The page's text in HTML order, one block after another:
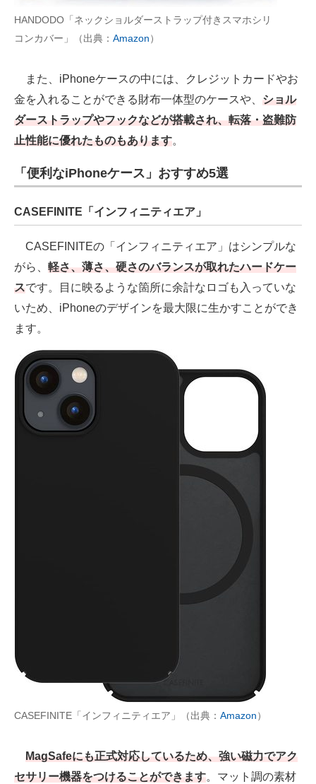
HANDODO「ネックショルダーストラップ付きスマホシリ
コンカバー」（出典： Amazon）
また、iPhoneケースの中には、クレジットカードやお
金を入れることができる財布一体型のケースや、 ショル
ダーストラップやフックなどが搭載され、転落・盗難防
止性能に優れたものもあります。
「便利なiPhoneケース」おすすめ5選
CASEFINITE「インフィニティエア」
CASEFINITEの「インフィニティエア」はシンプルな
がら、 軽さ、薄さ、硬さのバランスが取れたハードケー
スです。目に映るような箇所に余計なロゴも入っていな
いため、iPhoneのデザインを最大限に生かすことができ
ます。
CASEFINITE「インフィニティエア」（出典： Amazon）
MagSafeにも正式対応しているため、強い磁力でアク
セサリー機器をつけることができます。マット調の素材